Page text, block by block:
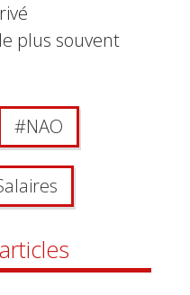
plus souvent
#NAO